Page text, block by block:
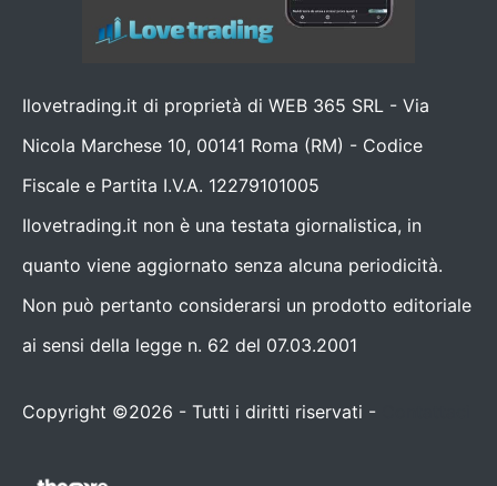
Ilovetrading.it di proprietà di WEB 365 SRL - Via
Nicola Marchese 10, 00141 Roma (RM) - Codice
Fiscale e Partita I.V.A. 12279101005
Ilovetrading.it non è una testata giornalistica, in
quanto viene aggiornato senza alcuna periodicità.
Non può pertanto considerarsi un prodotto editoriale
ai sensi della legge n. 62 del 07.03.2001
Copyright ©2026 - Tutti i diritti riservati -